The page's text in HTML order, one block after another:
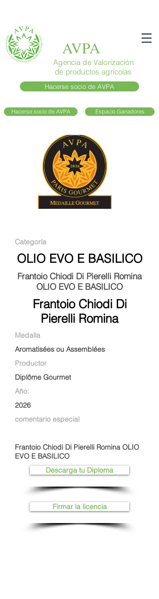
AVPA
Agencia de Valorización
de productos agrícolas
Hacerse socio de AVPA
Hacerse socio de AVPA Espacio Ganadores
Categoría
OLIO EVO E BASILICO
Frantoio Chiodi Di Pierelli Romina
OLIO EVO E BASILICO
Frantoio Chiodi Di
Pierelli Romina
Medalla
Aromatisées ou Assemblées
Productor
Diplôme Gourmet
Año:
2026
comentario especial
Frantoio Chiodi Di Pierelli Romina OLIO
EVO E BASILICO
Descarga tu Diploma
Firmar la licencia